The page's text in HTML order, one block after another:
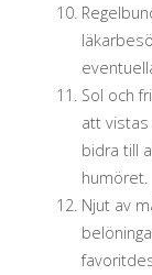
Sol och
att vistas
bidra till
humöret.
Njut av